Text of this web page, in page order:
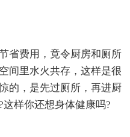
费用，竟令厨房和厕所
间里水火共存，这样是很
的，是先过厕所，再进厨
样你还想身体健康吗?